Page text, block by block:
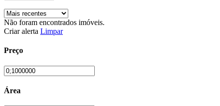
Não foram encontrados imóveis.
Criar alerta Limpar
Preço
Área